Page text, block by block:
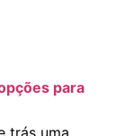
para
trás uma